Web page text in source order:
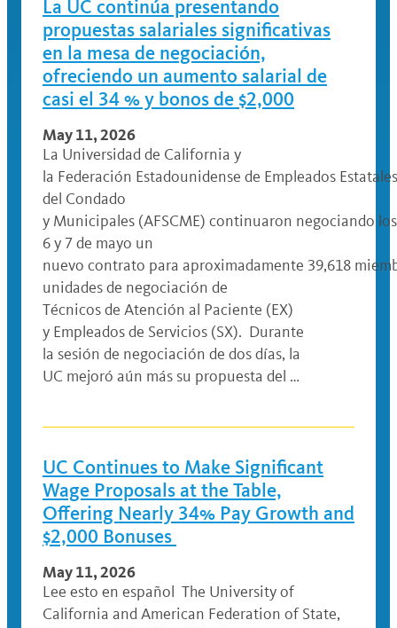
La UC continúa presentando
propuestas salariales significativas
en la mesa de negociación,
ofreciendo un aumento salarial de
casi el 34 % y bonos de $2,000
May 11, 2026
La Universidad de California y
la Federación Estadounidense de Empleados
del Condado
y Municipales (AFSCME) continuaron negociando
6 y 7 de mayo un
nuevo contrato para aproximadamente 39,618
unidades de negociación de
Técnicos de Atención al Paciente (EX)
y Empleados de Servicios (SX). Durante
la sesión de negociación de dos días, la
UC mejoró aún más su propuesta del …
UC Continues to Make Significant
Wage Proposals at the Table,
Offering Nearly 34% Pay Growth and
$2,000 Bonuses
May 11, 2026
Lee esto en español The University of
California and American Federation of State,